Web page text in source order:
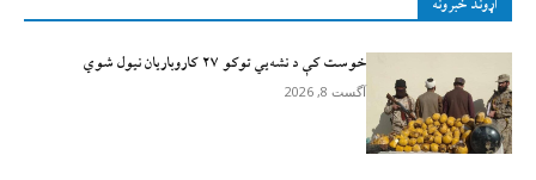
خوست کې د نشه‌يي توکو ۲۷ کاروباریان نیول شوي
آگست 8, 2026